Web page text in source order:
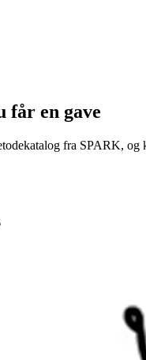
får en gave
fra SPARK,